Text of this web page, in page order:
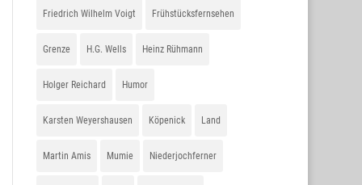
Friedrich Wilhelm Voigt Frühstücksfernsehen
Grenze H.G. Wells Heinz Rühmann
Holger Reichard Humor
Karsten Weyershausen Köpenick Land
Martin Amis Mumie Niederjochferner